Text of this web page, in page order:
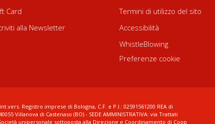
Card
alla Newsletter
Termini di utilizzo del sito
Accessibilità
WhistleBlowing
Preferenze cookie
Registro imprese di Bologna, C.F. e P.I.: 02591561200 REA di
Villanova di Castenaso (BO) - SEDE AMMINISTRATIVA: via Trattati
unipersonale sottoposta alla Direzione e Coordinamento di Coop